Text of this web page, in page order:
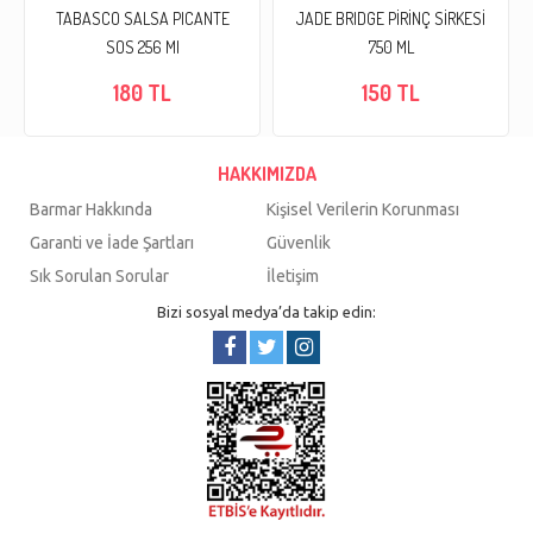
TABASCO SALSA PICANTE
SOS 256 Ml
180 TL
JADE BRIDGE PİRİNÇ SİRKESİ
750 ML
150 TL
HAKKIMIZDA
Barmar Hakkında
Kişisel Verilerin Korunması
Garanti ve İade Şartları
Güvenlik
Sık Sorulan Sorular
İletişim
Bizi sosyal medya’da takip edin: